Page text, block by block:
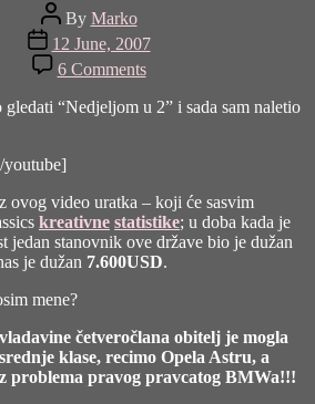
Post
author
By Marko
Post
date
12 June, 2007
6 Commentson
Ivo
Sanader
“Nedjeljom u 2” i sada sam naletio
ovog video uratka – koji će sasvim
kreativne statistike; u doba kada je
jedan stanovnik ove države bio je dužan
je dužan 7.600USD.
mene?
četveročlana obitelj je mogla
klase, recimo Opela Astru, a
problema pravog pravcatog BMWa!!!